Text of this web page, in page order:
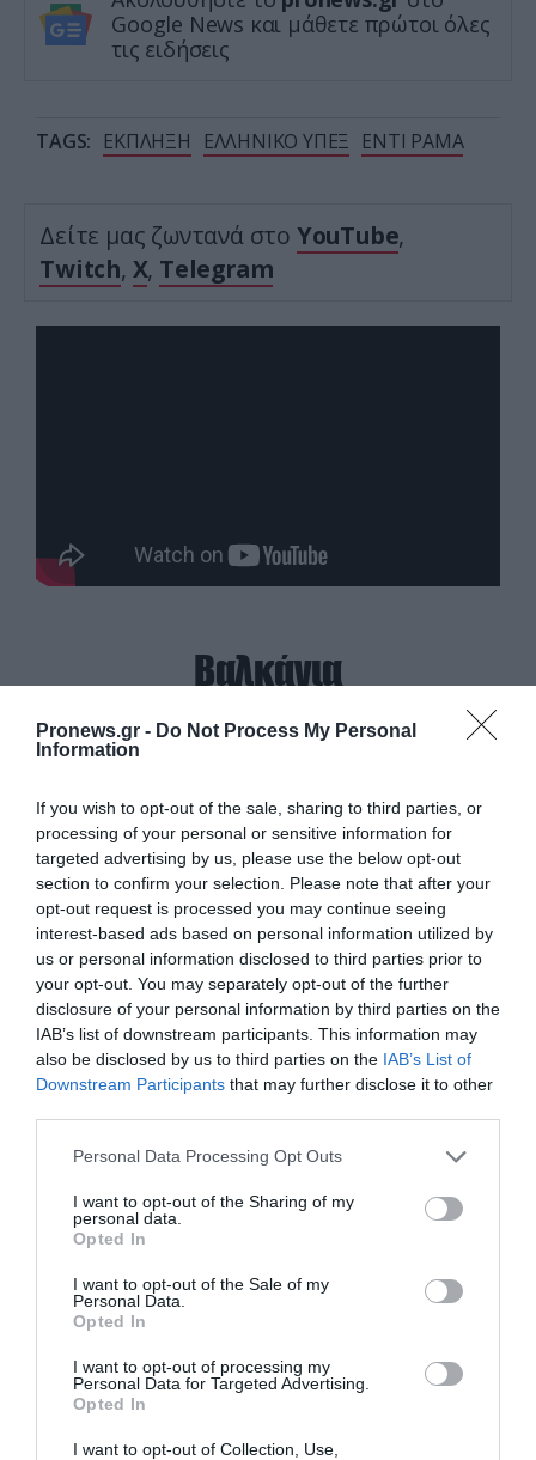
Pronews.gr - Do Not Process My Personal
Information
If you wish to opt-out of the sale, sharing to third parties, or
processing of your personal or sensitive information for
targeted advertising by us, please use the below opt-out
section to confirm your selection. Please note that after your
opt-out request is processed you may continue seeing
interest-based ads based on personal information utilized by
us or personal information disclosed to third parties prior to
your opt-out. You may separately opt-out of the further
disclosure of your personal information by third parties on the
IAB’s list of downstream participants. This information may
also be disclosed by us to third parties on the IAB’s List of
Downstream Participants that may further disclose it to other
Please note that this website/app uses one or more Google
not limited to your visit or usage behaviour. You may click to
grant or deny consent to Google and its third-party tags to
use your data for below specified purposes in below Google
consent section.
Personal Data Processing Opt Outs
I want to opt-out of the Sharing of my
personal data.
Opted In
I want to opt-out of the Sale of my
Personal Data.
Opted In
I want to opt-out of processing my
Personal Data for Targeted Advertising.
Opted In
I want to opt-out of Collection, Use,
Google News και μάθετε πρώτοι όλες
τις ειδήσεις
TAGS: ΕΚΠΛΗΞΗ ΕΛΛΗΝΙΚΟ ΥΠΕΞ ΕΝΤΙ ΡΑΜΑ
Δείτε μας ζωντανά στο YouTube,
Twitch, X, Telegram
Βαλκάνια
PRONEWS.GR /ΒΑΛΚΑΝΙΑ
Βίντεο: Αλβανοί πυροσβέστες δίνουν
«μάχη» για να οριοθετήσουν την
πυρκαγιά στη Μαλακάστρα
05.08.2026 | 15:42